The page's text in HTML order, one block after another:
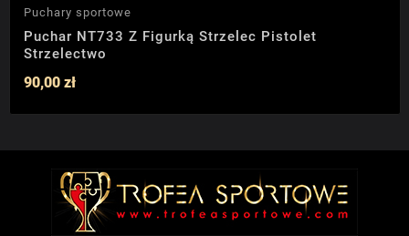
Puchary sportowe
Puchar NT733 Z Figurką Strzelec Pistolet
Strzelectwo
90,00 zł